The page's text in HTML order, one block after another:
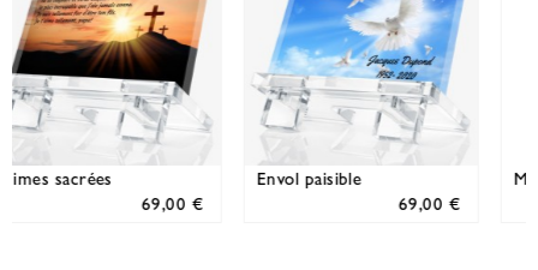
Messager
69,00 €
Repos éternel
69,00 €